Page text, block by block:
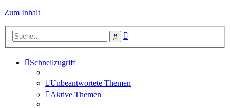
Zum Inhalt
Suche
Schnellzugriff
Unbeantwortete Themen
Aktive Themen